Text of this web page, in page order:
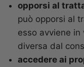
opporsi al
può opporsi al
esso avviene
diversa dal
accedere ai